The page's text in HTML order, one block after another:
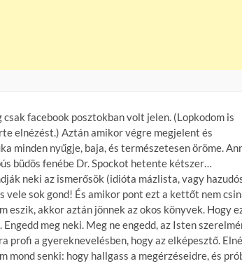
facebook posztokban volt jelen. (Lopkodom is
elnézést.) Aztán amikor végre megjelent és
minden nyűgje, baja, és természetesen öröme.
büdös fenébe Dr. Spockot hetente kétszer…
neki az ismerősök (idióta mázlista, vagy
vele sok gond! És amikor pont ezt a kettőt nem
eszik, akkor aztán jönnek az okos könyvek. Hogy
meg neki. Meg ne engedd, az Isten
profi a gyereknevelésben, hogy az elképesztő.
mond senki: hogy hallgass a megérzéseidre, és